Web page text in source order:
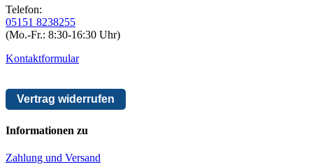
Telefon:
05151 8238255
(Mo.-Fr.: 8:30-16:30 Uhr)
Kontaktformular
Vertrag widerrufen
Informationen zu
Zahlung und Versand